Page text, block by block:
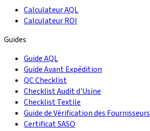
Calculateur AQL
Calculateur ROI
Guides
Guide AQL
Guide Avant Expédition
QC Checklist
Checklist Audit d'Usine
Checklist Textile
Guide de Vérification des Fournisseurs
Certificat SASO